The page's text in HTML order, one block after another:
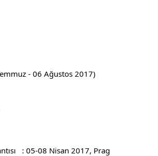
- 06 Ağustos 2017)
: 05-08 Nisan 2017, Prag